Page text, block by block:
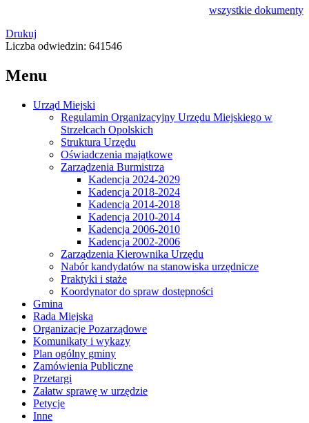
wszystkie dokumenty
Drukuj
Liczba odwiedzin: 641546
Menu
Urząd Miejski
Regulamin Organizacyjny Urzędu Miejskiego w
Strzelcach Opolskich
Struktura Urzędu
Oświadczenia majątkowe
Zarządzenia Burmistrza
Kadencja 2024-2029
Kadencja 2018-2024
Kadencja 2014-2018
Kadencja 2010-2014
Kadencja 2006-2010
Kadencja 2002-2006
Zarządzenia Kierownika Urzędu
Nabór kandydatów na stanowiska urzędnicze
Praktyki i staże
Koordynator do spraw dostępności
Gmina
Rada Miejska
Organizacje Pozarządowe
Komunikaty i wykazy
Plan ogólny gminy
Zamówienia Publiczne
Przetargi
Załatw sprawę w urzędzie
Petycje
Inne